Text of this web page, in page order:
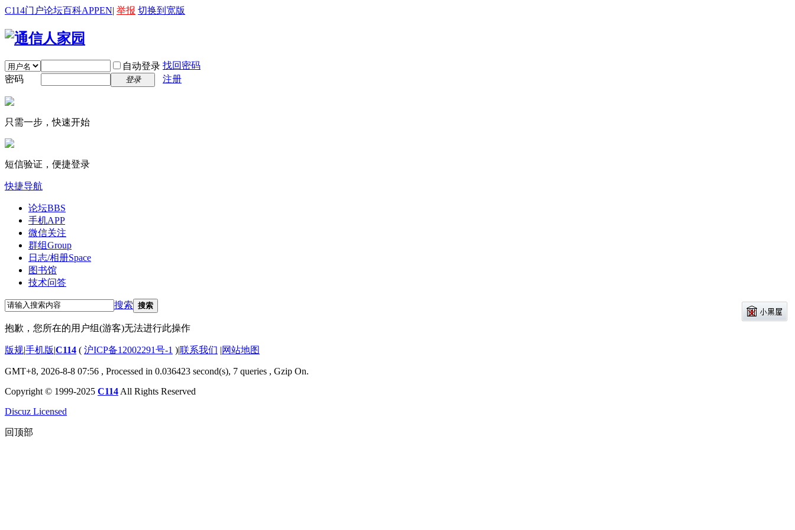
C114门户论坛百科APPEN| 举报 切换到宽版
自动登录 找回密码
密码
登录 注册
只需一步，快速开始
短信验证，便捷登录
快捷导航
论坛BBS
手机APP
微信关注
群组Group
日志/相册Space
图书馆
技术问答
搜索 搜索
抱歉，您所在的用户组(游客)无法进行此操作
版规|手机版|C114 ( 沪ICP备12002291号-1 )|联系我们 |网站地图
GMT+8, 2026-8-8 07:56 , Processed in 0.036423 second(s), 7 queries , Gzip On.
Copyright © 1999-2025 C114 All Rights Reserved
Discuz Licensed
回顶部